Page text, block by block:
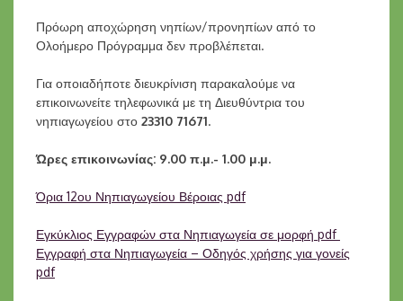
Πρόωρη αποχώρηση νηπίων/προνηπίων από το
Ολοήμερο Πρόγραμμα δεν προβλέπεται.
Για οποιαδήποτε διευκρίνιση παρακαλούμε να
επικοινωνείτε τηλεφωνικά με τη Διευθύντρια του
νηπιαγωγείου στο 23310 71671.
Ώρες επικοινωνίας: 9.00 π.μ.- 1.00 μ.μ.
Όρια 12ου Νηπιαγωγείου Βέροιας pdf
Εγκύκλιος Εγγραφών στα Νηπιαγωγεία σε μορφή pdf
Εγγραφή στα Νηπιαγωγεία – Οδηγός χρήσης για γονείς
pdf